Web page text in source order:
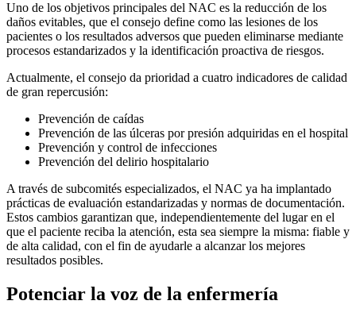
Uno de los objetivos principales del NAC es la reducción de los
daños evitables, que el consejo define como las lesiones de los
pacientes o los resultados adversos que pueden eliminarse mediante
procesos estandarizados y la identificación proactiva de riesgos.
Actualmente, el consejo da prioridad a cuatro indicadores de calidad
de gran repercusión:
Prevención de caídas
Prevención de las úlceras por presión adquiridas en el hospital
Prevención y control de infecciones
Prevención del delirio hospitalario
A través de subcomités especializados, el NAC ya ha implantado
prácticas de evaluación estandarizadas y normas de documentación.
Estos cambios garantizan que, independientemente del lugar en el
que el paciente reciba la atención, esta sea siempre la misma: fiable y
de alta calidad, con el fin de ayudarle a alcanzar los mejores
resultados posibles.
Potenciar la voz de la enfermería